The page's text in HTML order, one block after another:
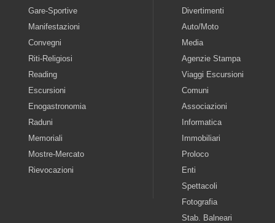
Gare-Sportive
Manifestazioni
Convegni
Riti-Religiosi
Reading
Escursioni
Enogastronomia
Raduni
Memoriali
Mostre-Mercato
Rievocazioni
Divertimenti
Auto/Moto
Media
Agenzie Stampa
Viaggi Escursioni
Comuni
Associazioni
Informatica
Immobiliari
Proloco
Enti
Spettacoli
Fotografia
Stab. Balneari